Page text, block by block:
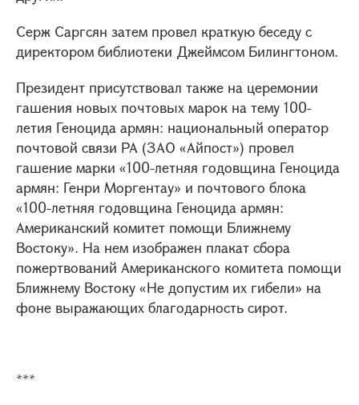
Серж Саргсян затем провел краткую беседу с
директором библиотеки Джеймсом Билингтоном.
Президент присутствовал также на церемонии
гашения новых почтовых марок на тему 100-
летия Геноцида армян: национальный оператор
почтовой связи РА (ЗАО «Айпост») провел
гашение марки «100-летняя годовщина Геноцида
армян: Генри Моргентау» и почтового блока
«100-летняя годовщина Геноцида армян:
Американский комитет помощи Ближнему
Востоку». На нем изображен плакат сбора
пожертвований Американского комитета помощи
Ближнему Востоку «Не допустим их гибели» на
фоне выражающих благодарность сирот.
***